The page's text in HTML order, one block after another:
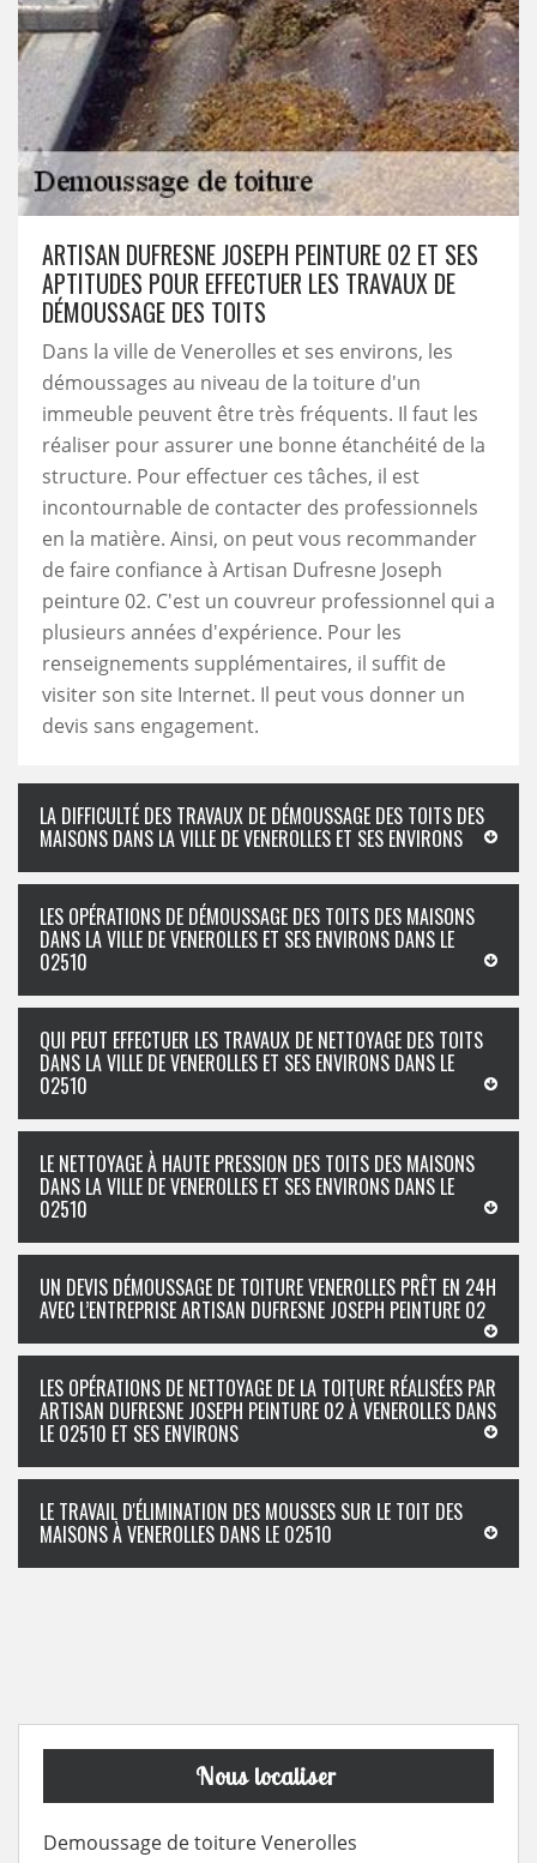
ARTISAN DUFRESNE JOSEPH PEINTURE 02 ET SES
APTITUDES POUR EFFECTUER LES TRAVAUX DE
DÉMOUSSAGE DES TOITS
Dans la ville de Venerolles et ses environs, les
démoussages au niveau de la toiture d'un
immeuble peuvent être très fréquents. Il faut les
réaliser pour assurer une bonne étanchéité de la
structure. Pour effectuer ces tâches, il est
incontournable de contacter des professionnels
en la matière. Ainsi, on peut vous recommander
de faire confiance à Artisan Dufresne Joseph
peinture 02. C'est un couvreur professionnel qui a
plusieurs années d'expérience. Pour les
renseignements supplémentaires, il suffit de
visiter son site Internet. Il peut vous donner un
devis sans engagement.
LA DIFFICULTÉ DES TRAVAUX DE DÉMOUSSAGE DES TOITS DES
MAISONS DANS LA VILLE DE VENEROLLES ET SES ENVIRONS
LES OPÉRATIONS DE DÉMOUSSAGE DES TOITS DES MAISONS
DANS LA VILLE DE VENEROLLES ET SES ENVIRONS DANS LE
02510
QUI PEUT EFFECTUER LES TRAVAUX DE NETTOYAGE DES TOITS
DANS LA VILLE DE VENEROLLES ET SES ENVIRONS DANS LE
02510
LE NETTOYAGE À HAUTE PRESSION DES TOITS DES MAISONS
DANS LA VILLE DE VENEROLLES ET SES ENVIRONS DANS LE
02510
UN DEVIS DÉMOUSSAGE DE TOITURE VENEROLLES PRÊT EN 24H
AVEC L’ENTREPRISE ARTISAN DUFRESNE JOSEPH PEINTURE 02
LES OPÉRATIONS DE NETTOYAGE DE LA TOITURE RÉALISÉES PAR
ARTISAN DUFRESNE JOSEPH PEINTURE 02 À VENEROLLES DANS
LE 02510 ET SES ENVIRONS
LE TRAVAIL D'ÉLIMINATION DES MOUSSES SUR LE TOIT DES
MAISONS À VENEROLLES DANS LE 02510
Nous localiser
Demoussage de toiture Venerolles